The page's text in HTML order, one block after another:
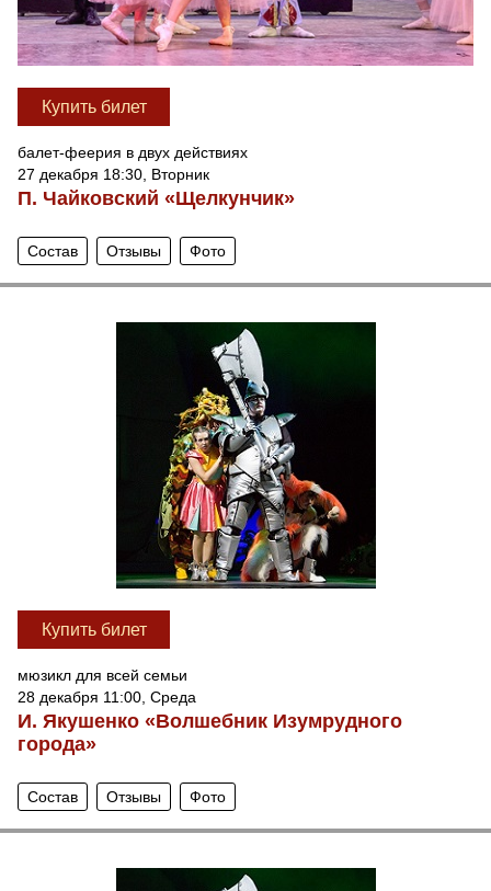
Купить билет
балет-феерия в двух действиях
27 декабря 18:30, Вторник
П. Чайковский «Щелкунчик»
Состав Отзывы Фото
Купить билет
мюзикл для всей семьи
28 декабря 11:00, Среда
И. Якушенко «Волшебник Изумрудного
города»
Состав Отзывы Фото